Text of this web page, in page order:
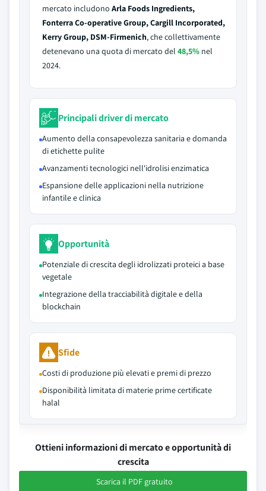
mercato includono Arla Foods Ingredients,
Fonterra Co-operative Group, Cargill Incorporated,
Kerry Group, DSM-Firmenich, che collettivamente
detenevano una quota di mercato del 48,5% nel
2024.
Principali driver di mercato
Aumento della consapevolezza sanitaria e domanda
di etichette pulite
Avanzamenti tecnologici nell'idrolisi enzimatica
Espansione delle applicazioni nella nutrizione
infantile e clinica
Opportunità
Potenziale di crescita degli idrolizzati proteici a base
vegetale
Integrazione della tracciabilità digitale e della
blockchain
Sfide
Costi di produzione più elevati e premi di prezzo
Disponibilità limitata di materie prime certificate
halal
Ottieni informazioni di mercato e opportunità di
crescita
Scarica il PDF gratuito